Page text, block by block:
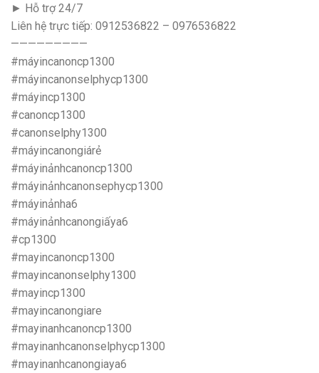
► Hỗ trợ 24/7
Liên hệ trực tiếp: 0912536822 – 0976536822
—————————
#máyincanoncp1300
#máyincanonselphycp1300
#máyincp1300
#canoncp1300
#canonselphy1300
#máyincanongiárẻ
#máyinảnhcanoncp1300
#máyinảnhcanonsephycp1300
#máyinảnha6
#máyinảnhcanongiấya6
#cp1300
#mayincanoncp1300
#mayincanonselphy1300
#mayincp1300
#mayincanongiare
#mayinanhcanoncp1300
#mayinanhcanonselphycp1300
#mayinanhcanongiaya6